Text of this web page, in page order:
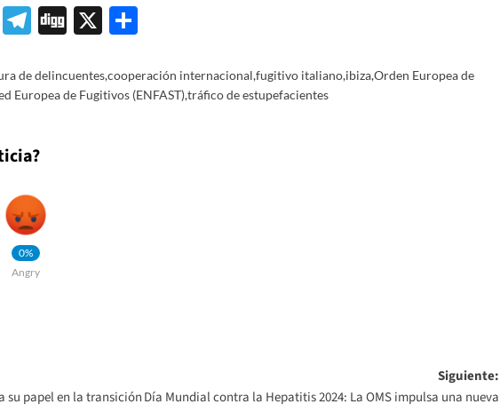
Meneame
Telegram
Digg
X
de delincuentes,cooperación internacional,fugitivo italiano,ibiza,Orden Europea de
Europea de Fugitivos (ENFAST),tráfico de estupefacientes
0%
Angry
su papel en la transición
Siguiente:
Día Mundial contra la Hepatitis 2024: La OMS impulsa una nueva